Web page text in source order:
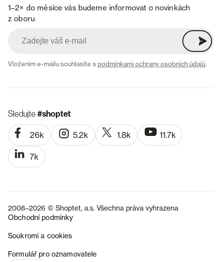
1–2× do měsíce vás budeme informovat o novinkách
z oboru
Vložením e-mailu souhlasíte spodmínkami ochrany osobních údajů.
Sledujte#shoptet
26k 5.2k 1.8k 11.7k
7k
2008–2026 © Shoptet, a.s. Všechna práva vyhrazena
Obchodní podmínky
Soukromí a cookies
Formulář pro oznamovatele